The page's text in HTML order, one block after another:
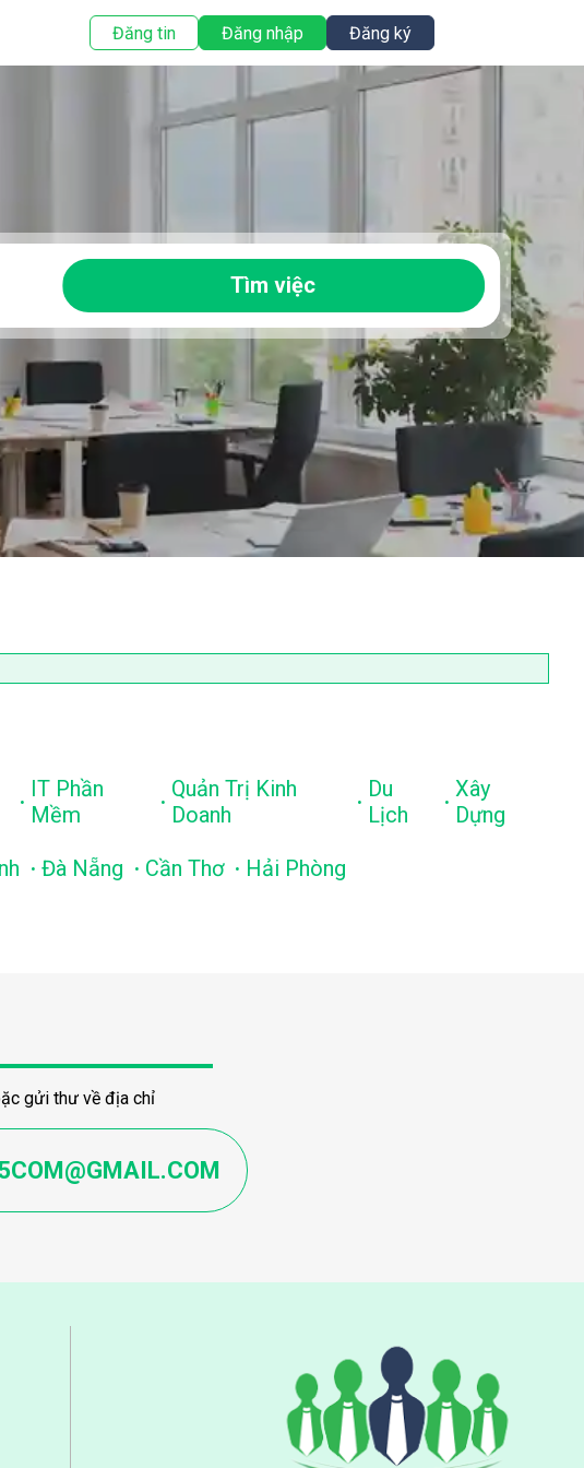
Đăng tin Đăng nhập Đăng ký
Tìm việc
. IT Phần
Mềm
. Quản Trị Kinh
Doanh
. Du
Lịch
. Xây
Dựng
. Đà Nẵng . Cần Thơ . Hải Phòng
gửi thư về địa chỉ